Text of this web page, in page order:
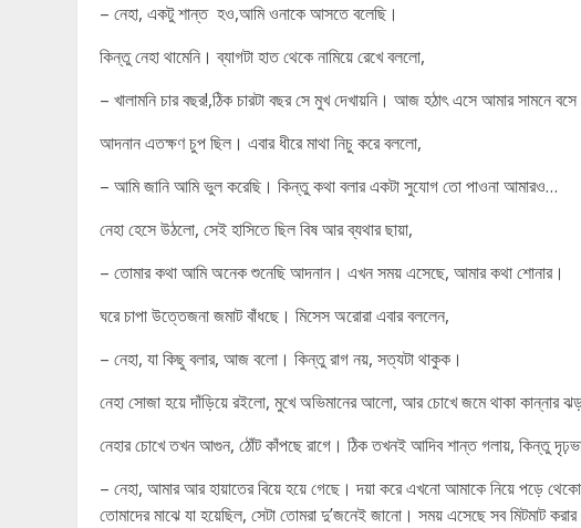
– নেহা, একটু শান্ত হও,আমি ওনাকে আসতে বলেছি।
কিন্তু নেহা থামেনি। ব্যাগটা হাত থেকে নামিয়ে রেখে বললো,
– খালামনি চার বছর!,ঠিক চারটা বছর সে মুখ দেখায়নি। আজ হঠাৎ এসে আমার সামনে
আদনান এতক্ষণ চুপ ছিল। এবার ধীরে মাথা নিচু করে বললো,
– আমি জানি আমি ভুল করেছি। কিন্তু কথা বলার একটা সুযোগ তো পাওনা আমারও…
নেহা হেসে উঠলো, সেই হাসিতে ছিল বিষ আর ব্যথার ছায়া,
– তোমার কথা আমি অনেক শুনেছি আদনান। এখন সময় এসেছে, আমার কথা শোনার।
ঘরে চাপা উত্তেজনা জমাট বাঁধছে। মিসেস অরোরা এবার বললেন,
– নেহা, যা কিছু বলার, আজ বলো। কিন্তু রাগ নয়, সত্যটা থাকুক।
নেহা সোজা হয়ে দাঁড়িয়ে রইলো, মুখে অভিমানের আলো, আর চোখে জমে থাকা কান্নার
নেহার চোখে তখন আগুন, ঠোঁট কাঁপছে রাগে। ঠিক তখনই আদিব শান্ত গলায়, কিন্তু
– নেহা, আমার আর হায়াতের বিয়ে হয়ে গেছে। দয়া করে এখনো আমাকে নিয়ে পড়ে
তোমাদের মাঝে যা হয়েছিল, সেটা তোমরা দু’জনেই জানো। সময় এসেছে সব মিটমাট